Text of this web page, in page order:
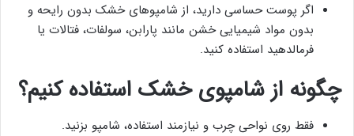
اگر پوست حساسی دارید، از شامپوهای خشک بدون رایحه و
بدون مواد شیمیایی خشن مانند پارابن، سولفات، فتالات یا
فرمالدهید استفاده کنید.
چگونه از شامپوی خشک استفاده کنیم؟
فقط روی نواحی چرب و نیازمند استفاده، شامپو بزنید.